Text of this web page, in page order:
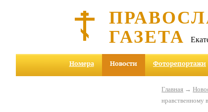
ГАЗЕТА
Номера Новости Фоторепортажи
Главная →
нравственному